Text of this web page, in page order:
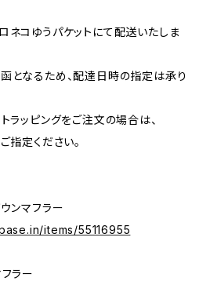
コゆうパケットにて配送いたしま
となるため、配達日時の指定は承り
ラッピングをご注文の場合は、
指定ください。
ンマフラー
items/55116955
ラー